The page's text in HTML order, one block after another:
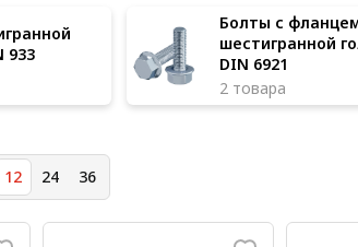
933
Болты с
шестигранной
DIN 6921
2 товара
12 24 36